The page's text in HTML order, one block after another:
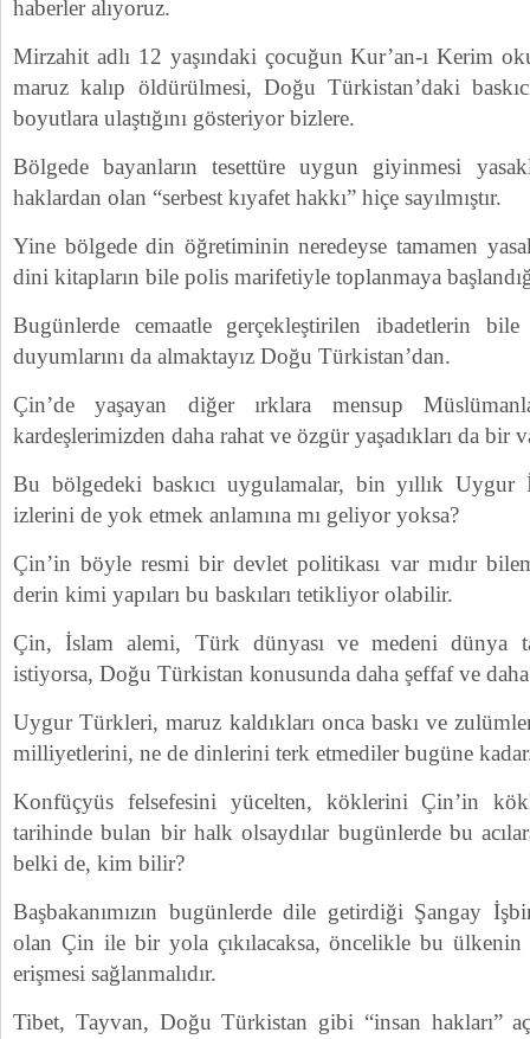
haberler alıyoruz.
Mirzahit adlı 12 yaşındaki çocuğun Kur’an-ı Kerim
maruz kalıp öldürülmesi, Doğu Türkistan’daki
boyutlara ulaştığını gösteriyor bizlere.
Bölgede bayanların tesettüre uygun giyinmesi
haklardan olan “serbest kıyafet hakkı” hiçe sayılmıştır.
Yine bölgede din öğretiminin neredeyse tamamen
dini kitapların bile polis marifetiyle toplanmaya
Bugünlerde cemaatle gerçekleştirilen ibadetlerin bile
duyumlarını da almaktayız Doğu Türkistan’dan.
Çin’de yaşayan diğer ırklara mensup
kardeşlerimizden daha rahat ve özgür yaşadıkları da bir
Bu bölgedeki baskıcı uygulamalar, bin yıllık Uygur
izlerini de yok etmek anlamına mı geliyor yoksa?
Çin’in böyle resmi bir devlet politikası var mıdır
derin kimi yapıları bu baskıları tetikliyor olabilir.
Çin, İslam alemi, Türk dünyası ve medeni dünya
istiyorsa, Doğu Türkistan konusunda daha şeffaf ve
Uygur Türkleri, maruz kaldıkları onca baskı ve
milliyetlerini, ne de dinlerini terk etmediler bugüne
Konfüçyüs felsefesini yücelten, köklerini Çin’in
tarihinde bulan bir halk olsaydılar bugünlerde bu
belki de, kim bilir?
Başbakanımızın bugünlerde dile getirdiği Şangay
olan Çin ile bir yola çıkılacaksa, öncelikle bu ülkenin
erişmesi sağlanmalıdır.
Tibet, Tayvan, Doğu Türkistan gibi “insan hakları”